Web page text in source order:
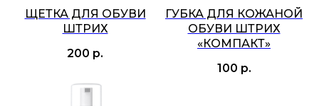
ЩЕТКА ДЛЯ ОБУВИ
ШТРИХ
200 р.
ГУБКА ДЛЯ КОЖАНОЙ
ОБУВИ ШТРИХ
«КОМПАКТ»
100 р.